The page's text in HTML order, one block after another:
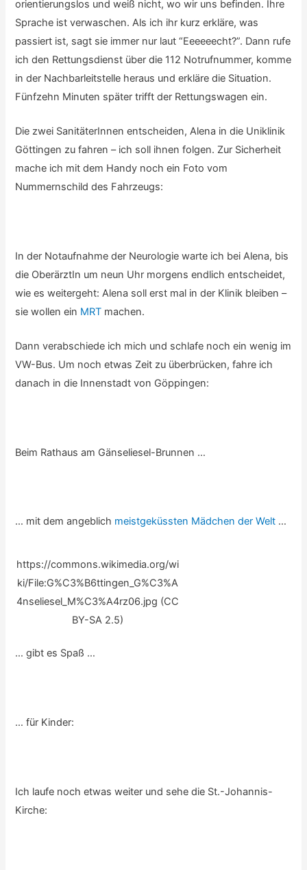
orientierungslos und weiß nicht, wo wir uns befinden. Ihre
Sprache ist verwaschen. Als ich ihr kurz erkläre, was
passiert ist, sagt sie immer nur laut “Eeeeeecht?”. Dann rufe
ich den Rettungsdienst über die 112 Notrufnummer, komme
in der Nachbarleitstelle heraus und erkläre die Situation.
Fünfzehn Minuten später trifft der Rettungswagen ein.
Die zwei SanitäterInnen entscheiden, Alena in die Uniklinik
Göttingen zu fahren – ich soll ihnen folgen. Zur Sicherheit
mache ich mit dem Handy noch ein Foto vom
Nummernschild des Fahrzeugs:
In der Notaufnahme der Neurologie warte ich bei Alena, bis
die OberärztIn um neun Uhr morgens endlich entscheidet,
wie es weitergeht: Alena soll erst mal in der Klinik bleiben –
sie wollen ein MRT machen.
Dann verabschiede ich mich und schlafe noch ein wenig im
VW-Bus. Um noch etwas Zeit zu überbrücken, fahre ich
danach in die Innenstadt von Göppingen:
Beim Rathaus am Gänseliesel-Brunnen …
… mit dem angeblich meistgeküssten Mädchen der Welt …
https://commons.wikimedia.org/wi
ki/File:G%C3%B6ttingen_G%C3%A
4nseliesel_M%C3%A4rz06.jpg (CC
BY-SA 2.5)
… gibt es Spaß …
… für Kinder:
Ich laufe noch etwas weiter und sehe die St.-Johannis-
Kirche: